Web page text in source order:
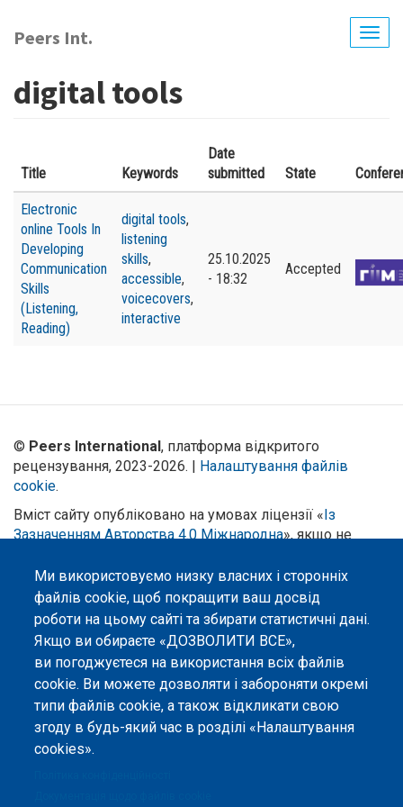
до
основного
Peers Int.
digital tools
Title Keywords
Date
submitted
State
Electronic
online Tools In
Developing
Communication
Skills
(Listening,
Reading)
digital tools,
listening
skills,
accessible,
voicecovers,
interactive
25.10.2025
- 18:32
Accepted
Ми використовуємо низку власних і сторонніх
файлів cookie, щоб покращити ваш досвід
роботи на цьому сайті та збирати статистичні дані.
Якщо ви обираєте «ДОЗВОЛИТИ ВСЕ»,
ви погоджуєтеся на використання всіх файлів
cookie. Ви можете дозволяти і забороняти окремі
типи файлів cookie, а також відкликати свою
згоду в будь-який час в розділі «Налаштування
cookies».
© Peers International, платформа відкритого
рецензування, 2023-2026. | Налаштування файлів
cookie.
Вміст сайту опубліковано на умовах ліцензії «Із
Зазначенням Авторства 4.0 Міжнародна», якщо не
Онлайн-платформа відкритого
рецензування Peers International
була розроблена та підтримується
за сприяння Програми Європейського Союзу Erasmus+ у межах проєкту
OPTIMA (618940-EPP-1-2020-1-UA-EPPKA2-CBHE-JP). Підтримка
Єврокомісією створення цього вебсайту не означає схвалення його
змісту, який відображає виключно погляди авторів. Єврокомісія не
несе відповідальності за будь-яке використання інформації, розміщеної
на цьому вебсайті.